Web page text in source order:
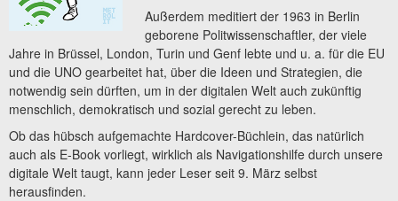
Außerdem meditiert der 1963 in Berlin
geborene Politwissenschaftler, der viele
Jahre in Brüssel, London, Turin und Genf lebte und u. a. für die EU
und die UNO gearbeitet hat, über die Ideen und Strategien, die
notwendig sein dürften, um in der digitalen Welt auch zukünftig
menschlich, demokratisch und sozial gerecht zu leben.
Ob das hübsch aufgemachte Hardcover-Büchlein, das natürlich
auch als E-Book vorliegt, wirklich als Navigationshilfe durch unsere
digitale Welt taugt, kann jeder Leser seit 9. März selbst
herausfinden.